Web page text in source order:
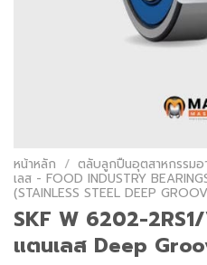
หน้าหลัก / ตลับลูกปืนอุตสาหกรรมอ
เลส - FOOD INDUSTRY
(STAINLESS STEEL DEEP
SKF W 6202-
แตนเลส Deep